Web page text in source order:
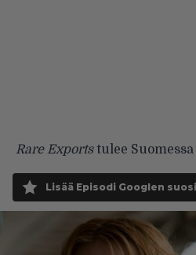
Rare Exportstulee
Lisää Episodi Googlen